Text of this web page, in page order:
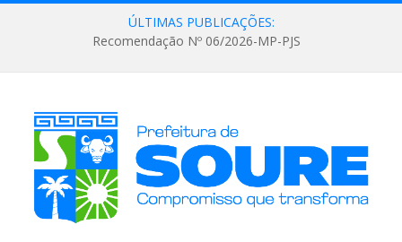
ÚLTIMAS PUBLICAÇÕES:
Recomendação Nº 06/2026-MP-PJS